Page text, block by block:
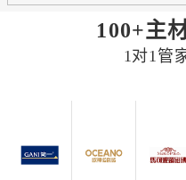
100+主
1对1管